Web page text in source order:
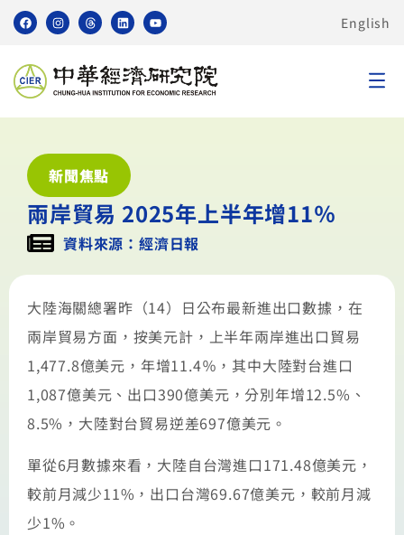
English
新聞焦點
兩岸貿易 2025年上半年增11％
資料來源：經濟日報
大陸海關總署昨（14）日公布最新進出口數據，在
兩岸貿易方面，按美元計，上半年兩岸進出口貿易
1,477.8億美元，年增11.4％，其中大陸對台進口
1,087億美元、出口390億美元，分別年增12.5%、
8.5%，大陸對台貿易逆差697億美元。
單從6月數據來看，大陸自台灣進口171.48億美元，
較前月減少11%，出口台灣69.67億美元，較前月減
少1%。